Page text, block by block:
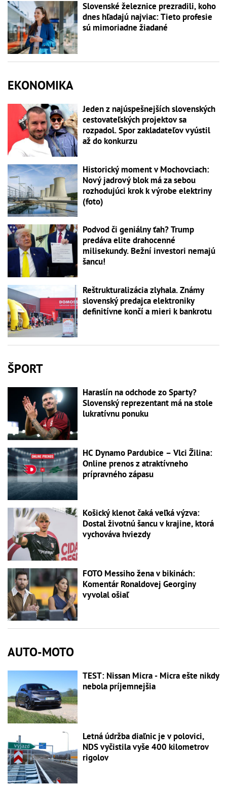
Slovenské železnice prezradili, koho
dnes hľadajú najviac: Tieto profesie
sú mimoriadne žiadané
EKONOMIKA
Jeden z najúspešnejších slovenských
cestovateľských projektov sa
rozpadol. Spor zakladateľov vyústil
až do konkurzu
Historický moment v Mochovciach:
Nový jadrový blok má za sebou
rozhodujúci krok k výrobe elektriny
(foto)
Podvod či geniálny ťah? Trump
predáva elite drahocenné
milisekundy. Bežní investori nemajú
šancu!
Reštrukturalizácia zlyhala. Známy
slovenský predajca elektroniky
definitívne končí a mieri k bankrotu
ŠPORT
Haraslín na odchode zo Sparty?
Slovenský reprezentant má na stole
lukratívnu ponuku
HC Dynamo Pardubice – Vlci Žilina:
Online prenos z atraktívneho
prípravného zápasu
Košický klenot čaká veľká výzva:
Dostal životnú šancu v krajine, ktorá
vychováva hviezdy
FOTO Messiho žena v bikinách:
Komentár Ronaldovej Georginy
vyvolal ošiaľ
AUTO-MOTO
TEST: Nissan Micra - Micra ešte nikdy
nebola príjemnejšia
Letná údržba diaľnic je v polovici,
NDS vyčistila vyše 400 kilometrov
rigolov